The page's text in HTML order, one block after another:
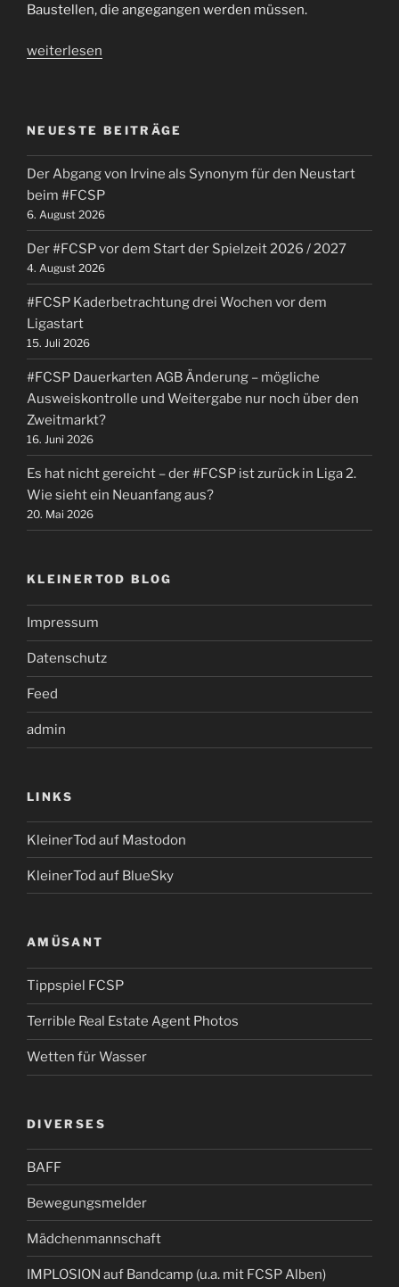
Baustellen, die angegangen werden müssen.
„Bloggeburtstag
Zeit
für
einen
kleine
Kaderanalyse
des
#FCSP“
weiterlesen
NEUESTE BEITRÄGE
Der Abgang von Irvine als Synonym für den Neustart
beim #FCSP
6. August 2026
Der #FCSP vor dem Start der Spielzeit 2026 / 2027
4. August 2026
#FCSP Kaderbetrachtung drei Wochen vor dem
Ligastart
15. Juli 2026
#FCSP Dauerkarten AGB Änderung – mögliche
Ausweiskontrolle und Weitergabe nur noch über den
Zweitmarkt?
16. Juni 2026
Es hat nicht gereicht – der #FCSP ist zurück in Liga 2.
Wie sieht ein Neuanfang aus?
20. Mai 2026
KLEINERTOD BLOG
Impressum
Datenschutz
Feed
admin
LINKS
KleinerTod auf Mastodon
KleinerTod auf BlueSky
AMÜSANT
Tippspiel FCSP
Terrible Real Estate Agent Photos
Wetten für Wasser
DIVERSES
BAFF
Bewegungsmelder
Mädchenmannschaft
IMPLOSION auf Bandcamp (u.a. mit FCSP Alben)